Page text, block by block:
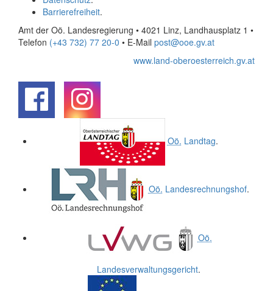
Barrierefreiheit.
Amt der Oö. Landesregierung • 4021 Linz, Landhausplatz 1 •
Telefon (+43 732) 77 20-0 • E-Mail post@ooe.gv.at
www.land-oberoesterreich.gv.at
Oö. Landtag.
Oö. Landesrechnungshof.
Oö.
Landesverwaltungsgericht.